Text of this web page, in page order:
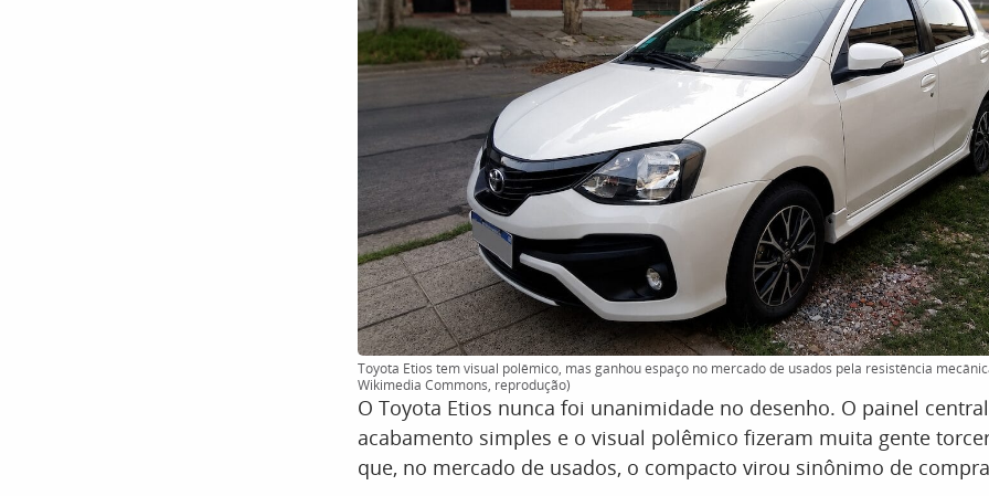
Toyota Etios tem visual polêmico, mas ganhou espaço no mercado de usados pela resistência
Wikimedia Commons, reprodução)
O Toyota Etios nunca foi unanimidade no desenho. O painel
acabamento simples e o visual polêmico fizeram muita gente
que, no mercado de usados, o compacto virou sinônimo de